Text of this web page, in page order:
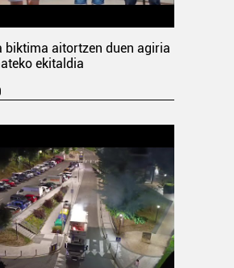
biktima aitortzen duen agiria
ekitaldia